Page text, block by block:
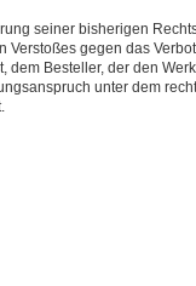
seiner bisherigen
gegen das
dem Besteller, der den
unter dem